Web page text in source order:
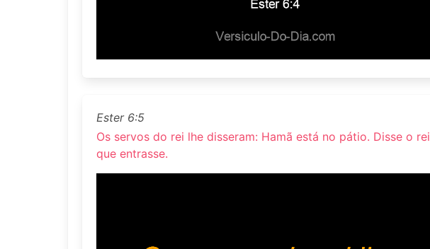
Ester 6:5
Os servos do rei lhe disseram: Hamã está no pátio. Disse o rei
que entrasse.